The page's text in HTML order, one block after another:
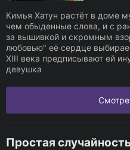
Кимья Хатун растёт в доме
чем обыденные слова, и с
за вышивкой и скромным
любовью" её сердце
XIII века предписывают ей
девушка
Простая